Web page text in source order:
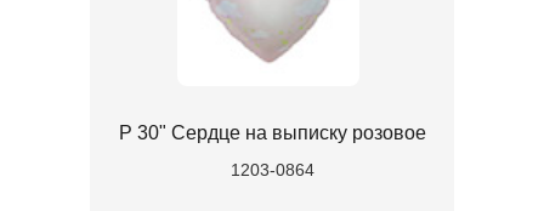
Р 30" Сердце на выписку розовое
1203-0864